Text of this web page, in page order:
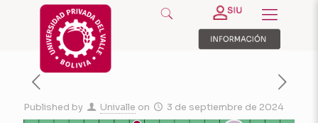
Published by Univalle on 3 de septiembre de 2024